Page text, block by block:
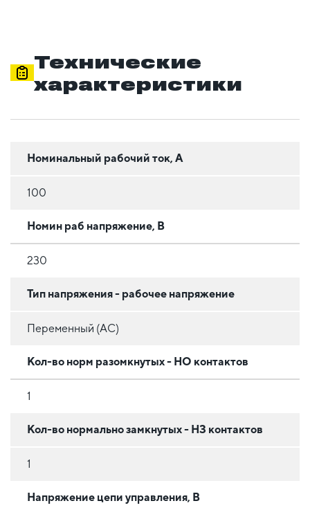
Технические
характеристики
Номинальный рабочий ток, А
100
Номин раб напряжение, В
230
Тип напряжения - рабочее напряжение
Переменный (AC)
Кол-во норм разомкнутых - НО контактов
1
Кол-во нормально замкнутых - НЗ контактов
1
Напряжение цепи управления, В